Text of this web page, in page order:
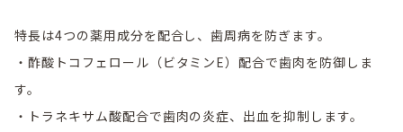
特長は4つの薬用成分を配合し、歯周病を防ぎます。
・酢酸トコフェロール（ビタミンE）配合で歯肉を防御しま
す。
・トラネキサム酸配合で歯肉の炎症、出血を抑制します。